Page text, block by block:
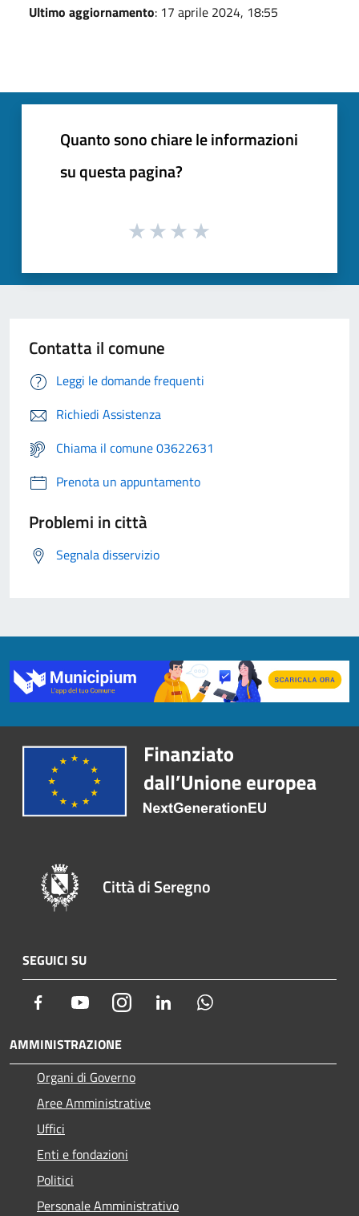
Ultimo aggiornamento: 17 aprile 2024, 18:55
Quanto sono chiare le informazioni
su questa pagina?
Contatta il comune
Leggi le domande frequenti
Richiedi Assistenza
Chiama il comune 03622631
Prenota un appuntamento
Problemi in città
Segnala disservizio
Città di Seregno
SEGUICI SU
Facebook YoutubeInstagram LinkedIn
AMMINISTRAZIONE
Organi di Governo
Aree Amministrative
Uffici
Enti e fondazioni
Politici
Personale Amministrativo